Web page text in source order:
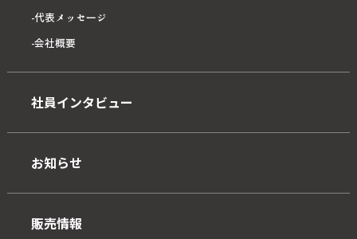
代表メッセージ
会社概要
社員インタビュー
お知らせ
販売情報